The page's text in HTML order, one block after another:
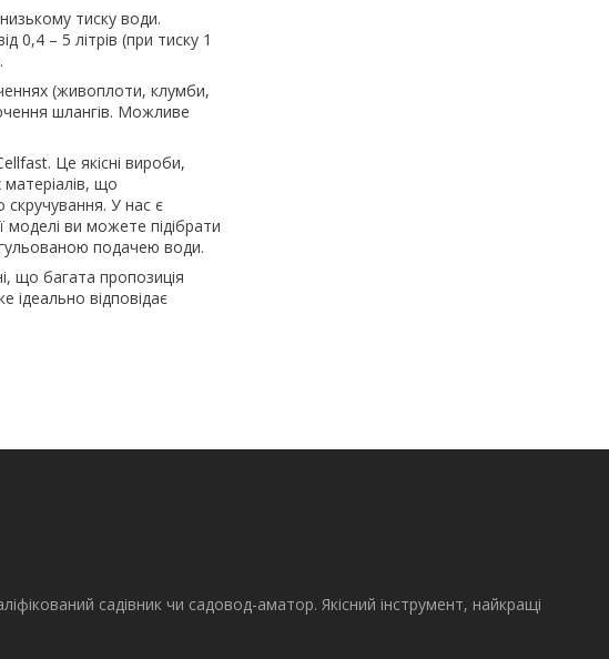
тиску води.
0,4 – 5 літрів (при тиску 1
(живоплоти, клумби,
шлангів. Можливе
Це якісні вироби,
що
скручування. У нас є
моделі ви можете підібрати
подачею води.
що багата пропозиція
відповідає
садівник чи садовод-аматор. Якісний інструмент, найкращі